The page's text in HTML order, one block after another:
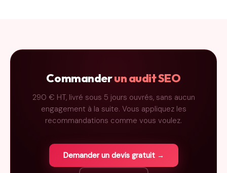
Commanderun audit SEO
290 € HT, livré sous 5 jours ouvrés, sans aucun
engagement à la suite. Vous appliquez les
recommandations comme vous voulez.
Demander un devis gratuit →